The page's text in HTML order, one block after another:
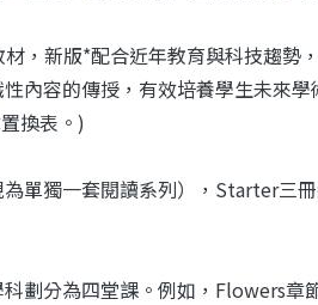
，新版*配合近年教育與科技趨勢
內容的傳授，有效培養學生未來
換表。)
單獨一套閱讀系列），Starter三
劃分為四堂課。例如，Flowers章